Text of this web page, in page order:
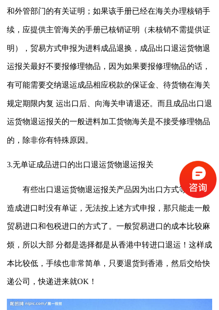
和外管部门的有关证明；如果该手册已经在海关办理核销手
续，应提供主管海关的手册已核销证明（未核销不需提供证
明），贸易方式申报为进料成品退换， 成品出口退运货物退
运报关最好不要报修理物品，因为如果要报修理物品的话，
有可能需要交纳退运成品相应税款的保证金、待货物在海关
规定期限内复 运出口后、向海关申请退还。而且 成品出口退
运货物退运报关的一般进料加工货物海关是不接受修理物品
的，除非你有特殊原因。
3.无单证成品进口的出口退运货物退运报关
有些出口退运货物退运报关产品因为出口方式等问题，
造成进口时没有单证，无法按上述方式申报，那只能走一般
贸易进口和包税进口的方式了。一般贸易进口的成本比较麻
烦，所以大部 分都是选择都是从香港中转进口退运！这样成
本比较低，手续也非常简单，只要退货到香港，然后交给快
递公司，快递进来就OK！